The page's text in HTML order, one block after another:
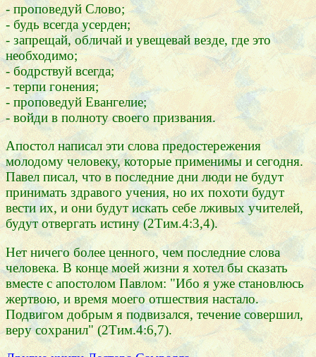
- проповедуй Слово;
- будь всегда усерден;
- запрещай, обличай и увещевай везде, где это
необходимо;
- бодрствуй всегда;
- терпи гонения;
- проповедуй Евангелие;
- войди в полноту своего призвания.
Апостол написал эти слова предостережения
молодому человеку, которые применимы и сегодня.
Павел писал, что в последние дни люди не будут
принимать здравого учения, но их похоти будут
вести их, и они будут искать себе лживых учителей,
будут отвергать истину (2Тим.4:3,4).
Нет ничего более ценного, чем последние слова
человека. В конце моей жизни я хотел бы сказать
вместе с апостолом Павлом: "Ибо я уже становлюсь
жертвою, и время моего отшествия настало.
Подвигом добрым я подвизался, течение совершил,
веру сохранил" (2Тим.4:6,7).